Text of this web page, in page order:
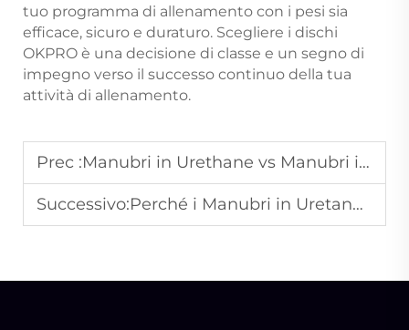
tuo programma di allenamento con i pesi sia
efficace, sicuro e duraturo. Scegliere i dischi
OKPRO è una decisione di classe e un segno di
impegno verso il successo continuo della tua
attività di allenamento.
Prec :Manubri in Urethane vs Manubri in Gomma: Quali Sono Migliori per le Palestre?
Successivo:Perché i Manubri in Uretano Sono una Scelta Premium per le Palestre Commerciali